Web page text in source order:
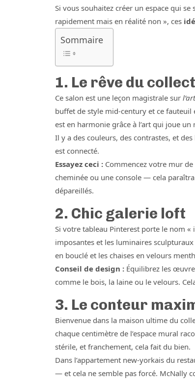
Si vous souhaitez créer un espace qui
rapidement mais en réalité non », ces
Sommaire
1. Le rêve du
Ce salon est une leçon magistrale sur
buffet de style mid-century et ce
est en harmonie grâce à l’art qui joue un
Il y a des couleurs, des contrastes, et
est connecté.
Essayez ceci : Commencez votre mur
cheminée ou une console — cela
dépareillés.
2. Chic galerie loft
Si votre tableau Pinterest porte le nom
imposantes et les luminaires
en bouclé et les chaises en velours
Conseil de design : Équilibrez les
comme le bois, la laine ou le velours.
3. Le conteur
Bienvenue dans la maison ultime du
chaque centimètre de l’espace mural
stérile, et franchement, cela fait du bien.
Dans l’appartement new-yorkais du
— et cela ne semble pas forcé. McNally